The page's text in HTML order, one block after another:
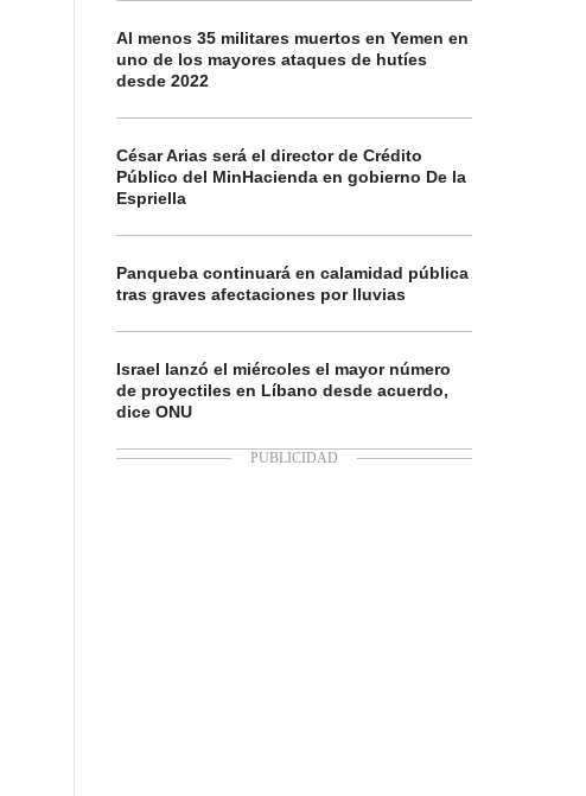
Al menos 35 militares muertos en Yemen en
uno de los mayores ataques de hutíes
desde 2022
César Arias será el director de Crédito
Público del MinHacienda en gobierno De la
Espriella
Panqueba continuará en calamidad pública
tras graves afectaciones por lluvias
Israel lanzó el miércoles el mayor número
de proyectiles en Líbano desde acuerdo,
dice ONU